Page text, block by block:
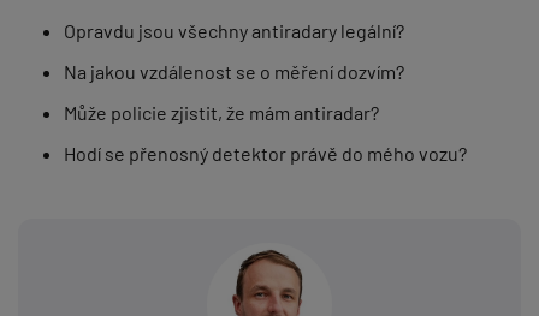
Opravdu jsou všechny antiradary legální?
Na jakou vzdálenost se o měření dozvím?
Může policie zjistit, že mám antiradar?
Hodí se přenosný detektor právě do mého vozu?